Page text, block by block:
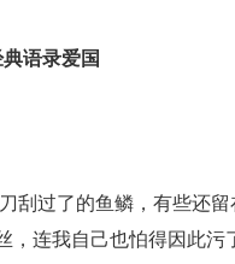
语录爱国
刮过了的鱼鳞，有些还
连我自己也怕得因此污